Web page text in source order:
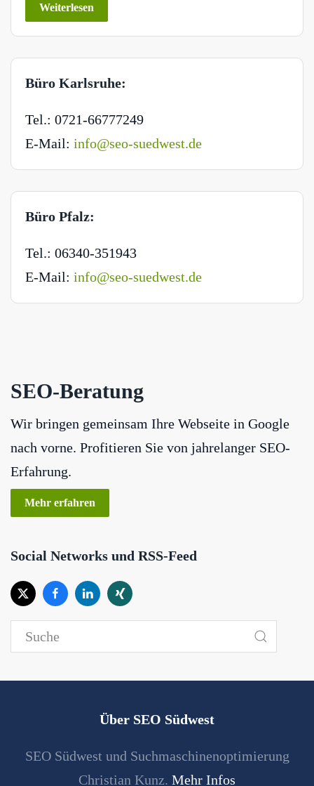
Weiterlesen
Büro Karlsruhe:
Tel.: 0721-66777249
E-Mail: info@seo-suedwest.de
Büro Pfalz:
Tel.: 06340-351943
E-Mail: info@seo-suedwest.de
SEO-Beratung
Wir bringen gemeinsam Ihre Webseite in Google
nach vorne. Profitieren Sie von jahrelanger SEO-
Erfahrung.
Mehr erfahren
Social Networks und RSS-Feed
Über SEO Südwest
SEO Südwest und Suchmaschinenoptimierung
Christian Kunz. Mehr Infos